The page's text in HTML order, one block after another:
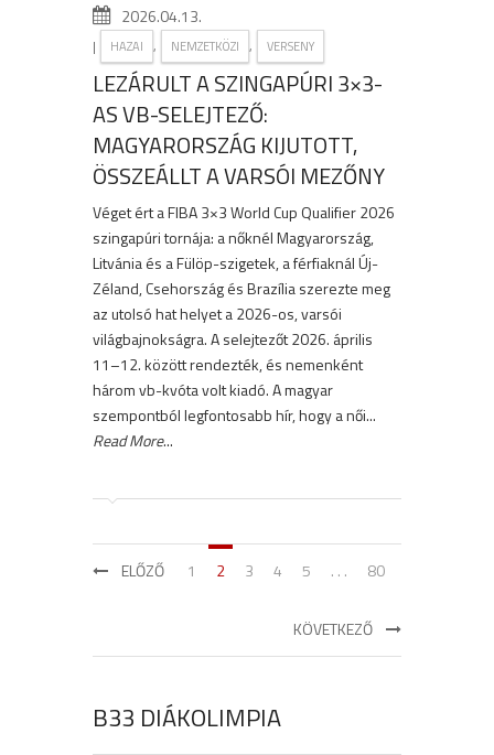
2026.04.13.
| HAZAI , NEMZETKÖZI , VERSENY
LEZÁRULT A SZINGAPÚRI 3×3-
AS VB-SELEJTEZŐ:
MAGYARORSZÁG KIJUTOTT,
ÖSSZEÁLLT A VARSÓI MEZŐNY
Véget ért a FIBA 3×3 World Cup Qualifier 2026
szingapúri tornája: a nőknél Magyarország,
Litvánia és a Fülöp-szigetek, a férfiaknál Új-
Zéland, Csehország és Brazília szerezte meg
az utolsó hat helyet a 2026-os, varsói
világbajnokságra. A selejtezőt 2026. április
11–12. között rendezték, és nemenként
három vb-kvóta volt kiadó. A magyar
szempontból legfontosabb hír, hogy a női...
Read More...
ELŐZŐ 1 2 3 4 5 . . . 80
KÖVETKEZŐ
B33 DIÁKOLIMPIA